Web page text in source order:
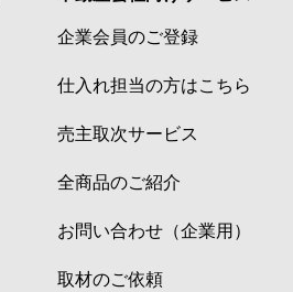
企業会員のご登録
仕入れ担当の方はこちら
売主取次サービス
全商品のご紹介
お問い合わせ（企業用）
取材のご依頼